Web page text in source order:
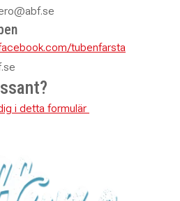
tubenfarsta
i detta formulär